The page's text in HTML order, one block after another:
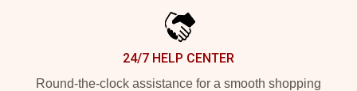
24/7 HELP CENTER
Round-the-clock assistance for a smooth shopping